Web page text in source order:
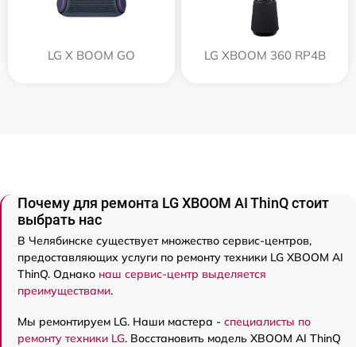
LG X BOOM GO LG XBOOM 360 RP4B
Почему для ремонта LG XBOOM AI ThinQ стоит
выбрать нас
В Челябинске существует множество сервис-центров,
предоставляющих услуги по ремонту техники LG XBOOM AI
ThinQ. Однако наш сервис-центр выделяется
преимуществами.
Мы ремонтируем LG. Наши мастера - специалисты по
ремонту техники LG. Восстановить модель XBOOM AI ThinQ